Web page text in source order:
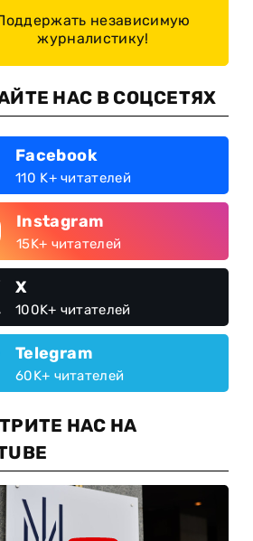
независимую
журналистику!
НАС В СОЦСЕТЯХ
Facebook
110 K+ читателей
Instagram
15K+ читателей
X
100K+ читателей
Telegram
60K+ читателей
НАС НА